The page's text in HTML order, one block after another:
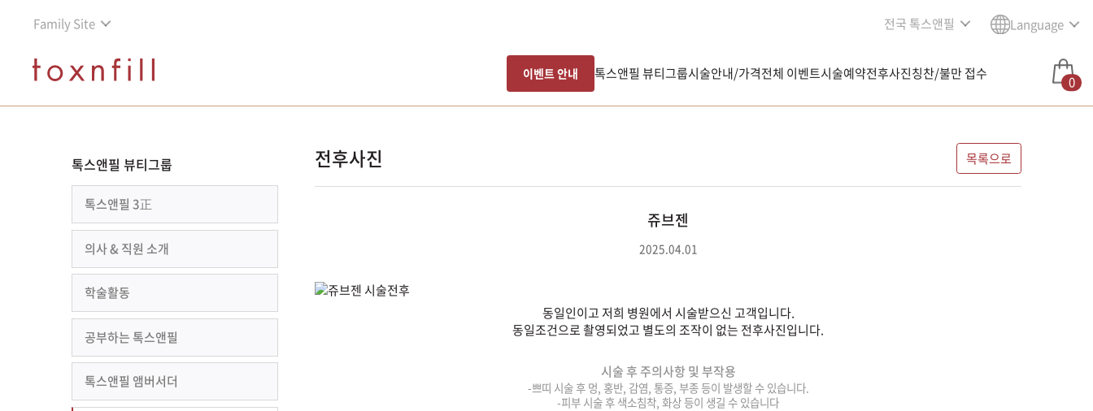
Family Site 전국 톡스앤필 Language
이벤트 안내 톡스앤필 뷰티그룹시술안내/가격전체 이벤트시술예약전후사진칭찬/불만 접수 0
톡스앤필 뷰티그룹
톡스앤필 3正
의사 & 직원 소개
학술활동
공부하는 톡스앤필
톡스앤필 앰버서더
전후사진 목록으로
쥬브젠
2025.04.01
동일인이고 저희 병원에서 시술받으신 고객입니다.
동일조건으로 촬영되었고 별도의 조작이 없는 전후사진입니다.
시술 후 주의사항 및 부작용
-쁘띠 시술 후 멍, 홍반, 감염, 통증, 부종 등이 발생할 수 있습니다.
-피부 시술 후 색소침착, 화상 등이 생길 수 있습니다